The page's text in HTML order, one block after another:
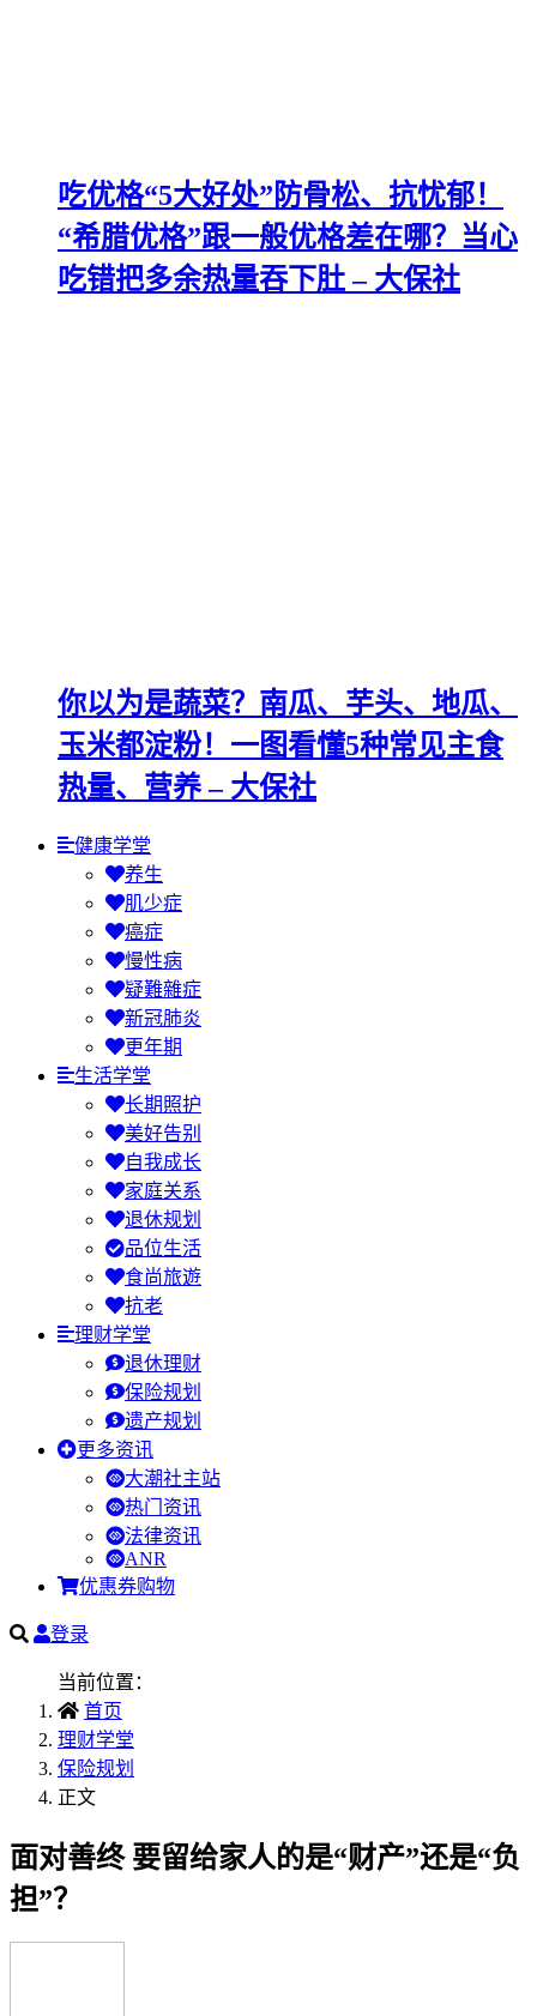
吃优格“5大好处”防骨松、抗忧郁！
“希腊优格”跟一般优格差在哪？当心
吃错把多余热量吞下肚 – 大保社
你以为是蔬菜？南瓜、芋头、地瓜、
玉米都淀粉！一图看懂5种常见主食
热量、营养 – 大保社
健康学堂
养生
肌少症
癌症
慢性病
疑難雜症
新冠肺炎
更年期
生活学堂
长期照护
美好告别
自我成长
家庭关系
退休规划
品位生活
食尚旅遊
抗老
理财学堂
退休理财
保险规划
遗产规划
更多资讯
大潮社主站
热门资讯
法律资讯
ANR
优惠券购物
登录
当前位置：
首页
理财学堂
保险规划
正文
面对善终 要留给家人的是“财产”还是“负
担”？